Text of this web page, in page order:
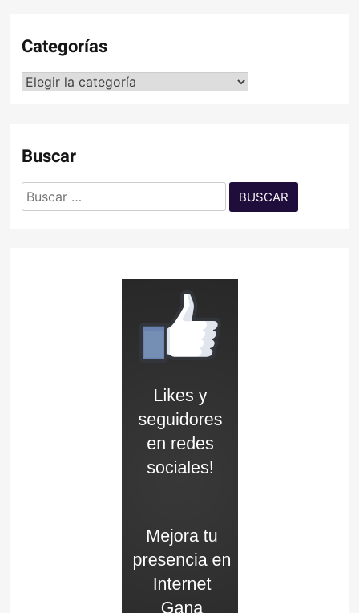
Categorías
Categorías
Buscar
Buscar: